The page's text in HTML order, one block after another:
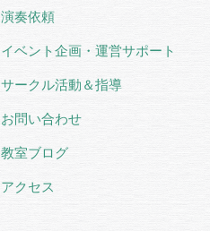
演奏依頼
イベント企画・運営サポート
サークル活動＆指導
お問い合わせ
教室ブログ
アクセス